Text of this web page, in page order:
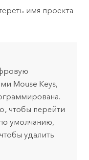
имя проекта
Mouse Keys,
, чтобы перейти
умолчанию,
удалить